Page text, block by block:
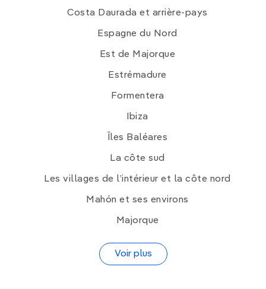
Costa Daurada et arrière-pays
Espagne du Nord
Est de Majorque
Estrémadure
Formentera
Ibiza
Îles Baléares
La côte sud
Les villages de l’intérieur et la côte nord
Mahón et ses environs
Majorque
Voir plus